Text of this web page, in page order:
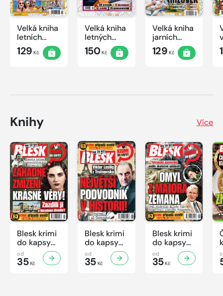
Velká kniha
letních
křížovek
2026
129 Kč
Velká kniha
letných
krížoviek s
TV JOJ
150Kč
Velká kniha
jarních
křížovek
2026
129 Kč
Knihy Více
Blesk krimi
do kapsy
č.7/2026
od
35Kč
Blesk krimi
do kapsy
č.6/2026
od
35Kč
Blesk krimi
do kapsy
č.5/2026
od
35Kč